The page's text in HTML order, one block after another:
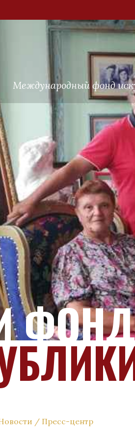
Международный фонд
/ Пресс-центр